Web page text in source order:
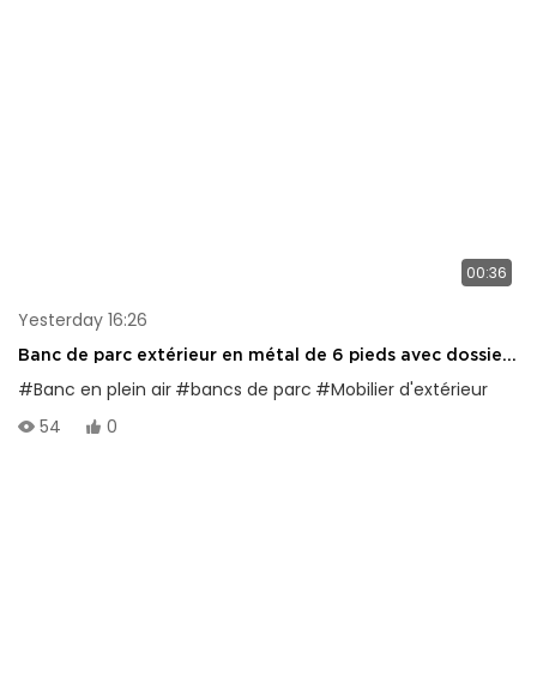
00:36
Yesterday 16:26
Banc de parc extérieur en métal de 6 pieds avec dossier
et cadre portable, adapté aux centres commerciaux,
magasins, parcs, terrasses et patios, noir
#Banc en plein air #bancs de parc #Mobilier d'extérieur
54
0